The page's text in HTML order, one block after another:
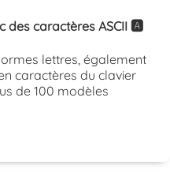
des caractères ASCII 🅰️
lettres, également
caractères du clavier
de 100 modèles